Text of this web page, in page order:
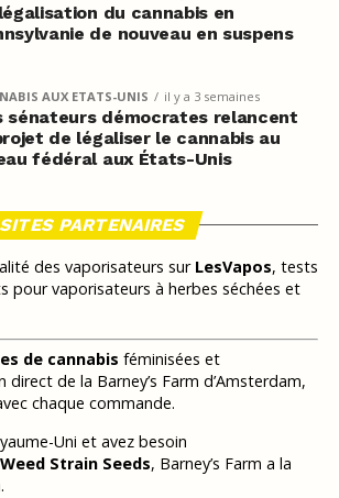
du cannabis en
de nouveau en suspens
AUX ETATS-UNIS il y a 3 semaines
sénateurs démocrates relancent
de légaliser le cannabis au
fédéral aux États-Unis
SITES PARTENAIRES
des vaporisateurs sur LesVapos, tests
pour vaporisateurs à herbes séchées et
de cannabis féminisées et
de la Barney’s Farm d’Amsterdam,
chaque commande.
Uni et avez besoin
Strain Seeds, Barney’s Farm a la